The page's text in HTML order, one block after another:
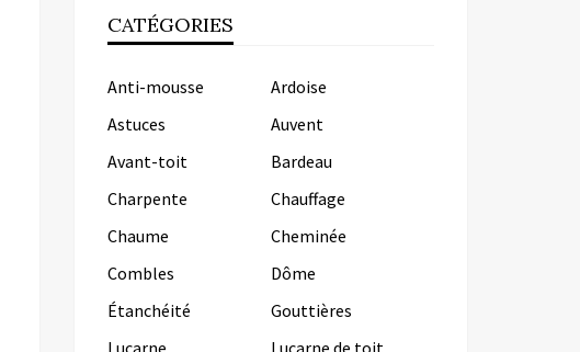
CATÉGORIES
Anti-mousse
Ardoise
Astuces
Auvent
Avant-toit
Bardeau
Charpente
Chauffage
Chaume
Cheminée
Combles
Dôme
Étanchéité
Gouttières
Lucarne
Lucarne de toit